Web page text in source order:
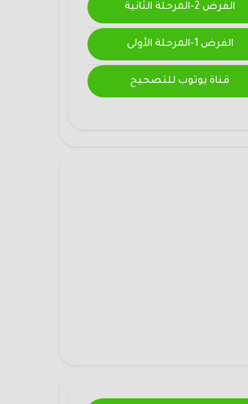
الفرض 2-المرحلة الثانية
الفرض 1-المرحلة الأولى
قناة يوتوب للتصحيح